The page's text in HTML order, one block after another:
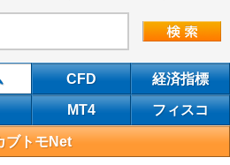
CFD 経済指標
MT4 フィスコ
ブトモNet